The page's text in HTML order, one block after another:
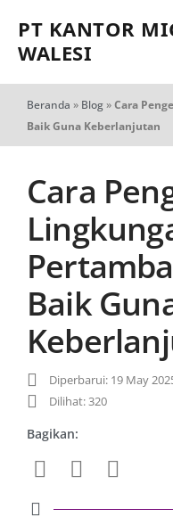
PT KANTOR
WALESI
Beranda » Blog»Cara
Baik Guna Keberlanjutan
Cara
Baik
Diperbarui: 19 May
Dilihat: 320
Bagikan: